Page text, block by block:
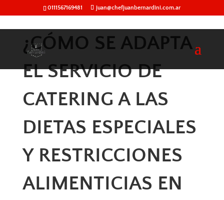
0111567169481 juan@chefjuanbernardini.com.ar
¿CÓMO SE ADAPTA
EL SERVICIO DE
CATERING A LAS
DIETAS ESPECIALES
Y RESTRICCIONES
ALIMENTICIAS EN